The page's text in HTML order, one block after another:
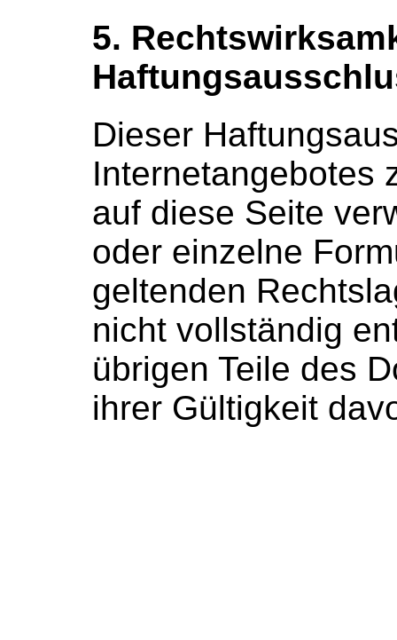
5.
Dieser
Internetangebotes
auf diese Seite
oder einzelne
geltenden
nicht vollständig
übrigen Teile des
ihrer Gültigkeit